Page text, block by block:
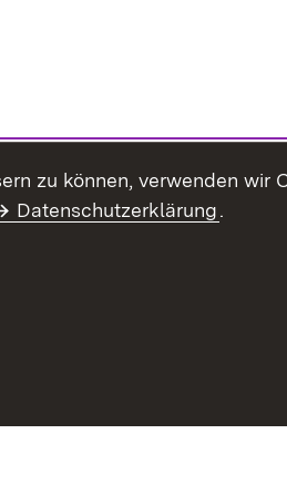
zu können, verwenden wir
Datenschutzerklärung.